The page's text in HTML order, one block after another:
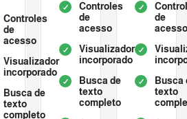
Controles
de
acesso
Visualizador
incorporado
Busca de
texto
completo
Controles
de
acesso
Visualizador
incorporado
Busca de
texto
completo
de
acesso
Busca
texto